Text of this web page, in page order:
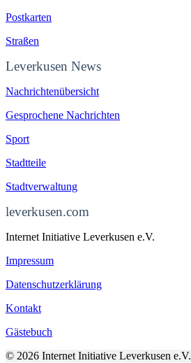
Postkarten
Straßen
Leverkusen News
Nachrichtenübersicht
Gesprochene Nachrichten
Sport
Stadtteile
Stadtverwaltung
leverkusen.com
Internet Initiative Leverkusen e.V.
Impressum
Datenschutzerklärung
Kontakt
Gästebuch
© 2026 Internet Initiative Leverkusen e.V.